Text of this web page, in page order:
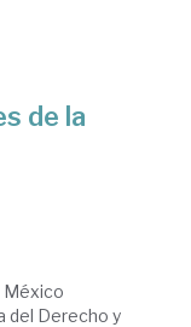
de la
México
del Derecho y